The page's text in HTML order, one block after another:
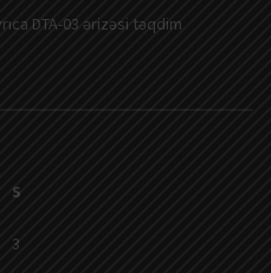
DTA-03 ərizəsi təqdim
S
3